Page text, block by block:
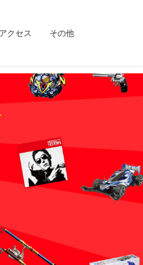
アクセス その他